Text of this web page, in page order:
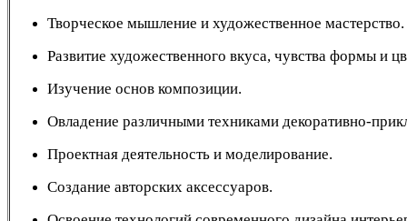
Творческое мышление и художественное мастерство.
Развитие художественного вкуса, чувства формы и
Изучение основ композиции.
Овладение различными техниками декоративно-
Проектная деятельность и моделирование.
Создание авторских аксессуаров.